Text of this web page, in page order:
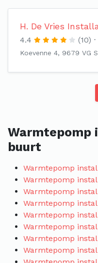
H. De Vries
4.4 (10)
Koevenne 4, 9679 VG
Warmtepomp
buurt
Warmtepomp
Warmtepomp
Warmtepomp
Warmtepomp
Warmtepomp
Warmtepomp
Warmtepomp
Warmtepomp